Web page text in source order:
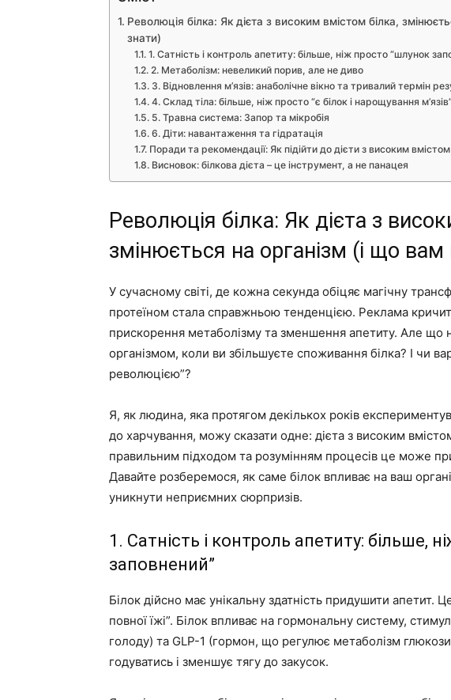
Революція білка: Як дієта з високим вмістом білка,
знати)
1. Сатність і контроль апетиту: більше, ніж просто “шлунок
2. Метаболізм: невеликий порив, але не диво
3. Відновлення м’язів: анаболічне вікно та тривалий термін
4. Склад тіла: більше, ніж просто “є білок і нарощування
5. Травна система: Запор та мікробія
6. Діти: навантаження та гідратація
Поради та рекомендації: Як підійти до дієти з високим вмістом
Висновок: білкова дієта – це інструмент, а не панацея
Революція білка: Як дієта з
змінюється на організм (і що вам
У сучасному світі, де кожна секунда обіцяє магічну
протеїном стала справжньою тенденцією. Реклама
прискорення метаболізму та зменшення апетиту. Але що
організмом, коли ви збільшуєте споживання білка? І чи
революцією”?
Я, як людина, яка протягом декількох років
до харчування, можу сказати одне: дієта з високим
правильним підходом та розумінням процесів це може
Давайте розберемося, як саме білок впливає на ваш
уникнути неприємних сюрпризів.
1. Сатність і контроль апетиту: більше,
заповнений”
Білок дійсно має унікальну здатність придушити апетит.
повної їжі”. Білок впливає на гормональну систему,
голоду) та GLP-1 (гормон, що регулює метаболізм
годуватись і зменшує тягу до закусок.